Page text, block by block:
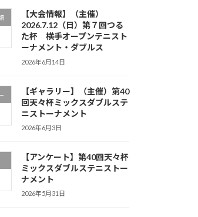
【大会情報】（主催）
2026.7.12（日）第７回つる
た杯 横手オープンテニスト
ーナメント・ダブルス
2026年6月14日
【ギャラリー】（主催）第40
回天々杯ミックスダブルステ
ニストーナメント
2026年6月3日
【アンケート】第40回天々杯
ミックスダブルステニストー
ナメント
2026年5月31日